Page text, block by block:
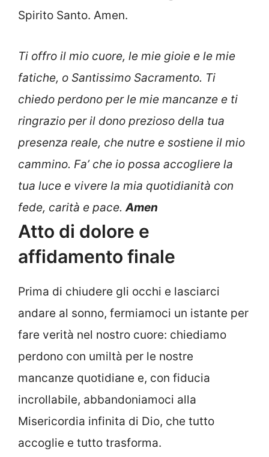
Spirito Santo. Amen.
Ti offro il mio cuore, le mie gioie e le mie
fatiche, o Santissimo Sacramento. Ti
chiedo perdono per le mie mancanze e ti
ringrazio per il dono prezioso della tua
presenza reale, che nutre e sostiene il mio
cammino. Fa’ che io possa accogliere la
tua luce e vivere la mia quotidianità con
fede, carità e pace.Amen
Atto di dolore e
affidamento finale
Prima di chiudere gli occhi e lasciarci
andare al sonno, fermiamoci un istante per
fare verità nel nostro cuore: chiediamo
perdono con umiltà per le nostre
mancanze quotidiane e, con fiducia
incrollabile, abbandoniamoci alla
Misericordia infinita di Dio, che tutto
accoglie e tutto trasforma.